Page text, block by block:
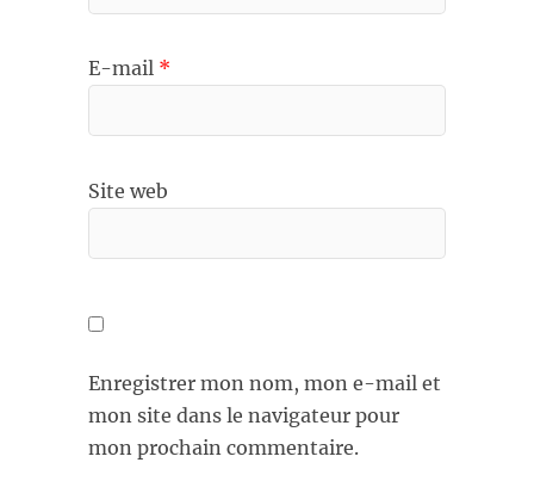
E-mail *
Site web
Enregistrer mon nom, mon e-mail et
mon site dans le navigateur pour
mon prochain commentaire.